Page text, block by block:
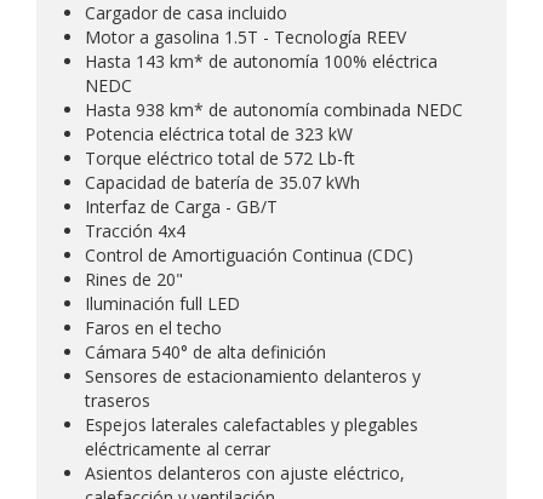
Cargador de casa incluido
Motor a gasolina 1.5T - Tecnología REEV
Hasta 143 km* de autonomía 100% eléctrica
NEDC
Hasta 938 km* de autonomía combinada NEDC
Potencia eléctrica total de 323 kW
Torque eléctrico total de 572 Lb-ft
Capacidad de batería de 35.07 kWh
Interfaz de Carga - GB/T
Tracción 4x4
Control de Amortiguación Continua (CDC)
Rines de 20"
Iluminación full LED
Faros en el techo
Cámara 540° de alta definición
Sensores de estacionamiento delanteros y
traseros
Espejos laterales calefactables y plegables
eléctricamente al cerrar
Asientos delanteros con ajuste eléctrico,